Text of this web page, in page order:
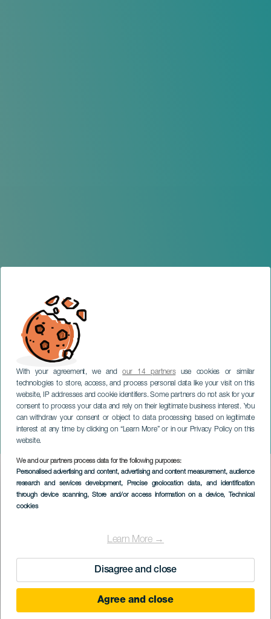
With your agreement, we andour 14 partnersuse cookies or similar
technologies to store, access, and process personal data like your visit on this
website, IP addresses and cookie identifiers. Some partners do not ask for your
consent to process your data and rely on their legitimate business interest. You
can withdraw your consent or object to data processing based on legitimate
interest at any time by clicking on “Learn More” or in our Privacy Policy on this
website.
We and our partners process data for the following purposes:
Personalised advertising and content, advertising and content measurement, audience
research and services development, Precise geolocation data, and identification
through device scanning, Store and/or access information on a device, Technical
cookies
Learn More →
Disagree and close
Agree and close
Ludovico Einaudi-hyllning
LANZAROTE
Imagen
Listado